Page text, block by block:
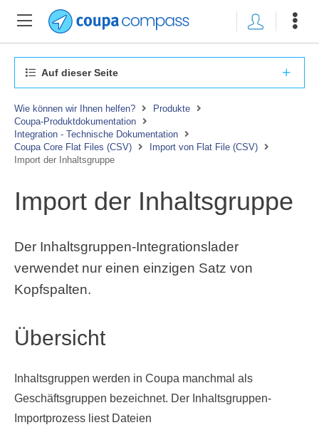
Auf dieser Seite
Wie können wir Ihnen helfen?
Produkte
Coupa-Produktdokumentation
Integration - Technische Dokumentation
Coupa Core Flat Files (CSV)
Import von Flat File (CSV)
Import der Inhaltsgruppe
Import der Inhaltsgruppe
Der Inhaltsgruppen-Integrationslader
verwendet nur einen einzigen Satz von
Kopfspalten.
Übersicht
Inhaltsgruppen werden in Coupa manchmal als
Geschäftsgruppen bezeichnet. Der Inhaltsgruppen-
Importprozess liest Dateien